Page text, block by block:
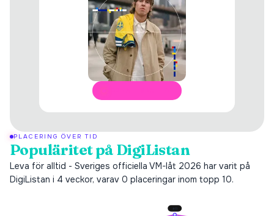
PLACERING ÖVER TID
Populäritet på DigiListan
Leva för alltid - Sveriges officiella VM-låt 2026 har varit på
DigiListan i 4 veckor, varav 0 placeringar inom topp 10.
# 11